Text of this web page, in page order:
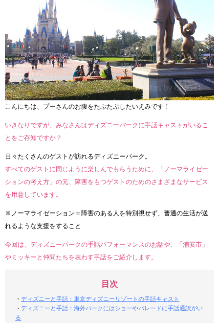
こんにちは、プーさんのお腹をたぷたぷしたいえみです！
いきなりですが、みなさんはディズニーパークに手話キャストがいるこ
とをご存知ですか？
日々たくさんのゲストが訪れるディズニーパーク。
すべてのゲストに同じように楽しんでもらうために、「ノーマライゼー
ションの考え方」の元、障害をもつゲストのためのさまざまなサービス
を用意しています。
※ノーマライゼーション＝障害のある人を特別視せず、普通の生活が送
れるような支援をすること
今回は、ディズニーパークの手話パフォーマンスのお話や、「浦安市」
やミッキーと仲間たちを表わす手話をご紹介します。
目次
・ディズニーと手話：東京ディズニーリゾートの手話キャスト
・ディズニーと手話：海外パークにはショーやパレードに手話通訳がい
る